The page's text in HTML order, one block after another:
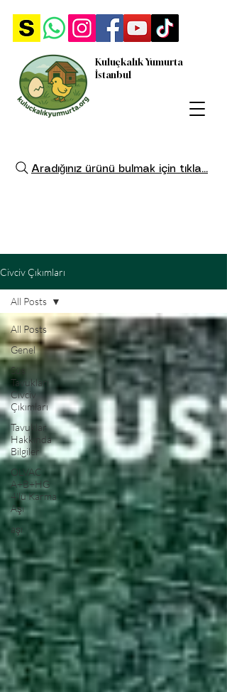
Kuluçkalık Yumurta
İstanbul
Aradığınız ürünü bulmak için tıkla...
Civciv Çıkımları
All Posts
Genel
Süs
Tavukları
Civciv
Çıkımları
Tavuklar
Hakkında
Bilgiler
OLVAC
A+B+HG
4'lü Karma
Aşı
aşı
All Posts